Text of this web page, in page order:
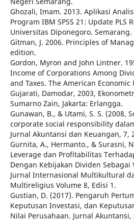
Ghozali, Imam. 2013. Aplikasi
Program IBM SPSS 21: Update PLS
Universitas Diponegoro. Semarang.
Gitman, J. 2006. Principles of
edition.
Gordon, Myron and John Lintner.
Income of Corporations Among
and Taxes. The American Economic
Gujarati, Damodar, 2003,
Sumarno Zain, Jakarta: Erlangga.
Gunawan, B., & Utami, S. S. (2008,
corporate social responsibility
Jurnal Akuntansi dan Keuangan, 7,
Gurnita, A., Hermanto., & Surasni,
Leverage dan Profitabilitas
Dengan Kebijakan Dividen Sebagai
Jurnal Internasional Multikultural
Multireligius Volume 8, Edisi 1.
Gustian, D. (2017). Pengaruh
Keputusan Investasi, dan
Nilai Perusahaan. Jurnal Akuntansi,